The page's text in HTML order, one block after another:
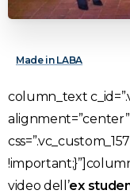
Made in LABA
column_text
alignment=”center”
video dell’ex